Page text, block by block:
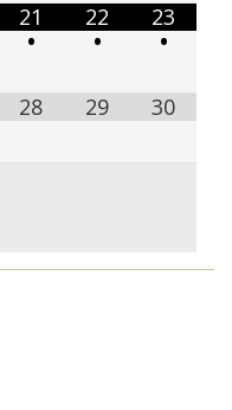
21
•
22
•
23
•
28 29 30